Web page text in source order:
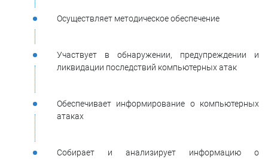
Осуществляет методическое обеспечение
Участвует в обнаружении, предупреждении и
ликвидации последствий компьютерных атак
Обеспечивает информирование о компьютерных
атаках
Собирает и анализирует информацию о